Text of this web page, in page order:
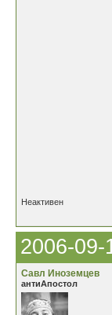
Неактивен
2006-09-
Савл Иноземцев
антиАпостол